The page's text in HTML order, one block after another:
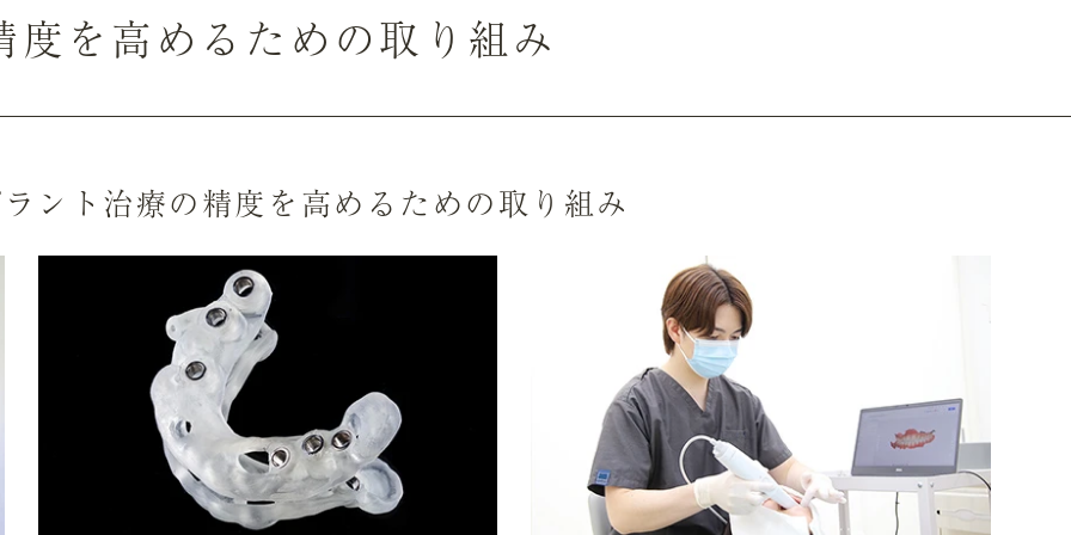
度を高めるための取り組み
ント治療の精度を高めるための取り組み